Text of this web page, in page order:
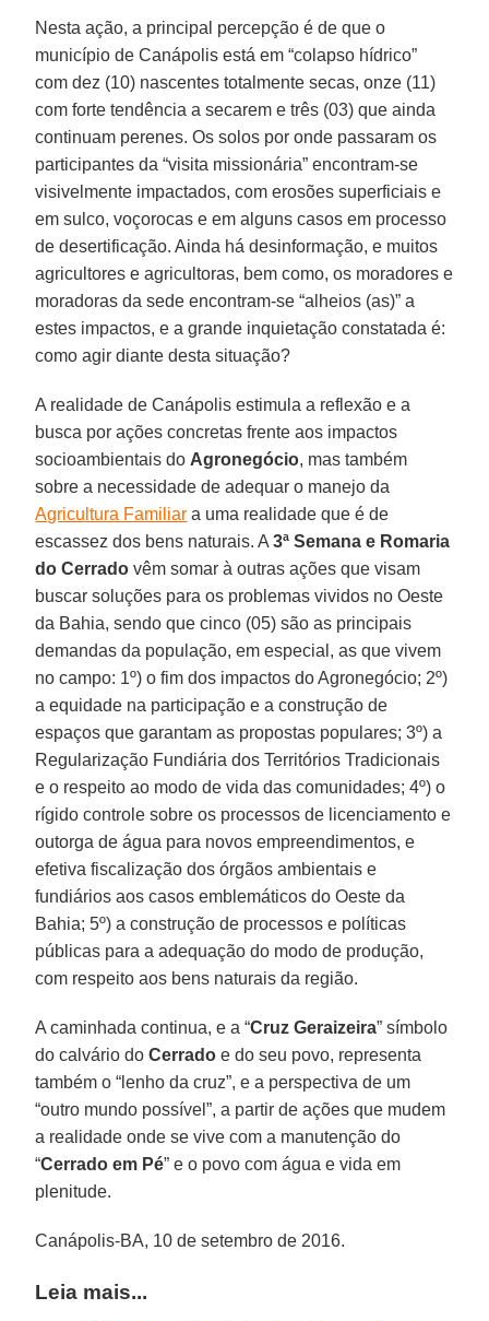
Nesta ação, a principal percepção é de que o
município de Canápolis está em “colapso hídrico”
com dez (10) nascentes totalmente secas, onze (11)
com forte tendência a secarem e três (03) que ainda
continuam perenes. Os solos por onde passaram os
participantes da “visita missionária” encontram-se
visivelmente impactados, com erosões superficiais e
em sulco, voçorocas e em alguns casos em processo
de desertificação. Ainda há desinformação, e muitos
agricultores e agricultoras, bem como, os moradores e
moradoras da sede encontram-se “alheios (as)” a
estes impactos, e a grande inquietação constatada é:
como agir diante desta situação?
A realidade de Canápolis estimula a reflexão e a
busca por ações concretas frente aos impactos
socioambientais do Agronegócio, mas também
sobre a necessidade de adequar o manejo da
Agricultura Familiar a uma realidade que é de
escassez dos bens naturais. A3ª Semana e Romaria
do Cerrado vêm somar à outras ações que visam
buscar soluções para os problemas vividos no Oeste
da Bahia, sendo que cinco (05) são as principais
demandas da população, em especial, as que vivem
no campo: 1º) o fim dos impactos do Agronegócio; 2º)
a equidade na participação e a construção de
espaços que garantam as propostas populares; 3º) a
Regularização Fundiária dos Territórios Tradicionais
e o respeito ao modo de vida das comunidades; 4º) o
rígido controle sobre os processos de licenciamento e
outorga de água para novos empreendimentos, e
efetiva fiscalização dos órgãos ambientais e
fundiários aos casos emblemáticos do Oeste da
Bahia; 5º) a construção de processos e políticas
públicas para a adequação do modo de produção,
com respeito aos bens naturais da região.
A caminhada continua, e a “Cruz Geraizeira” símbolo
do calvário doCerrado e do seu povo, representa
também o “lenho da cruz”, e a perspectiva de um
“outro mundo possível”, a partir de ações que mudem
a realidade onde se vive com a manutenção do
“Cerrado em Pé” e o povo com água e vida em
plenitude.
Canápolis-BA, 10 de setembro de 2016.
Leia mais...